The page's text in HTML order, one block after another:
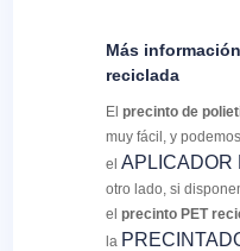
Más
reciclada
El precinto de
muy fácil, y
el APLICADOR
otro lado, si
el precinto PET
la